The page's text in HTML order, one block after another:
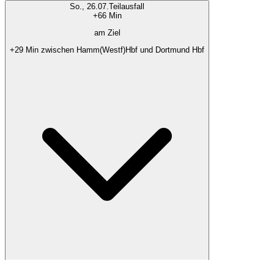
So., 26.07. Teilausfall
+66 Min
am Ziel
+29 Min zwischen Hamm(Westf)Hbf und Dortmund Hbf